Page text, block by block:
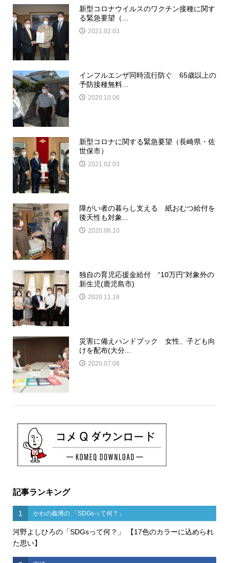
新型コロナウイルスのワクチン接種に関す
る緊急要望（...
2021.02.03
インフルエンザ同時流行防ぐ 65歳以上の
予防接種無料...
2020.10.06
新型コロナに関する緊急要望（長崎県・佐
世保市）
2021.02.03
障がい者の暮らし支える 紙おむつ給付を
後天性も対象...
2020.06.10
独自の育児応援金給付 “10万円”対象外の
新生児(鹿児島市)
2020.11.18
災害に備えハンドブック 女性、子ども向
けを配布(大分...
2020.07.08
記事ランキング
1 かわの義博の 「SDGsって何？」
河野よしひろの「SDGsって何？」 【17色のカラーに込められ
た思い】